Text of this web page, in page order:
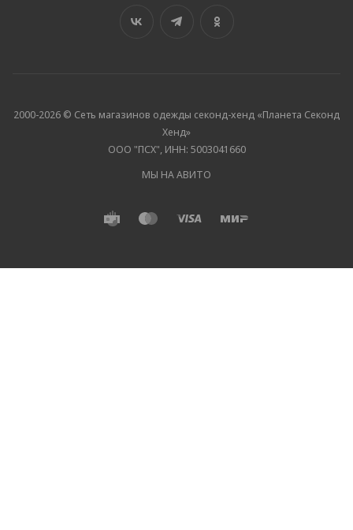
2000-2026 © Сеть магазинов одежды секонд-хенд «Планета Секонд
Хенд»
ООО "ПСХ", ИНН: 5003041660
МЫ НА АВИТО